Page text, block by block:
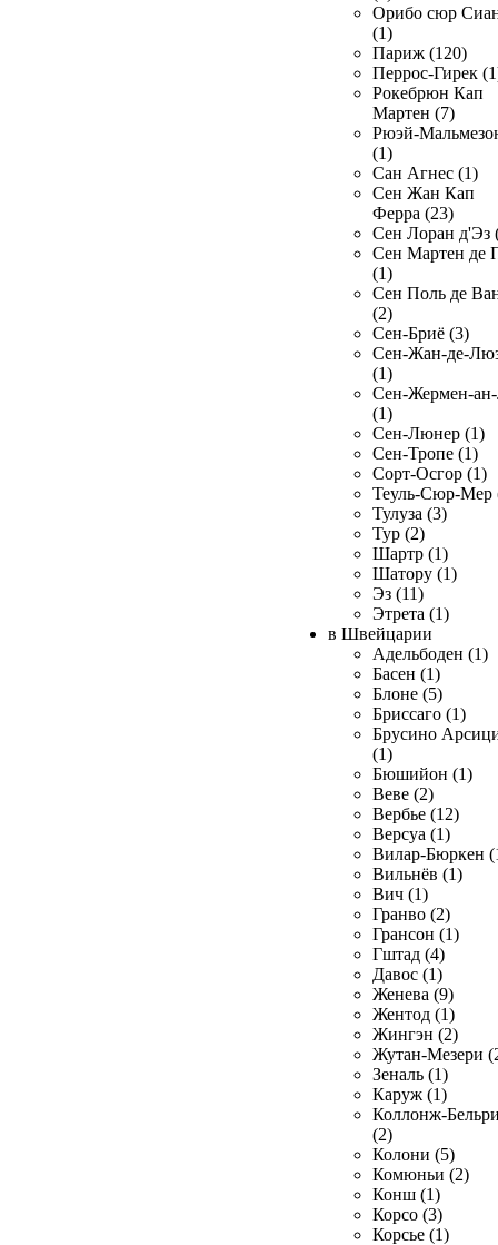
Орибо сюр
(1)
Париж (120)
Перрос-Гирек
Рокебрюн Кап
Мартен (7)
Рюэй-
(1)
Сан Агнес (1)
Сен Жан Кап
Ферра (23)
Сен Лоран д'Эз
Сен Мартен де
(1)
Сен Поль де
(2)
Сен-Бриё (3)
Сен-Жан-де-
(1)
Сен-Жермен-
(1)
Сен-Люнер (1)
Сен-Тропе (1)
Сорт-Осгор (1)
Теуль-Сюр-Мер
Тулуза (3)
Тур (2)
Шартр (1)
Шатору (1)
Эз (11)
Этрета (1)
в Швейцарии
Адельбоден (1)
Басен (1)
Блоне (5)
Бриссаго (1)
Брусино
(1)
Бюшийон (1)
Веве (2)
Вербье (12)
Версуа (1)
Вилар-Бюркен
Вильнёв (1)
Вич (1)
Гранво (2)
Грансон (1)
Гштад (4)
Давос (1)
Женева (9)
Жентод (1)
Жингэн (2)
Жутан-Мезери
Зеналь (1)
Каруж (1)
Коллонж-
(2)
Колони (5)
Комюньи (2)
Конш (1)
Корсо (3)
Корсье (1)